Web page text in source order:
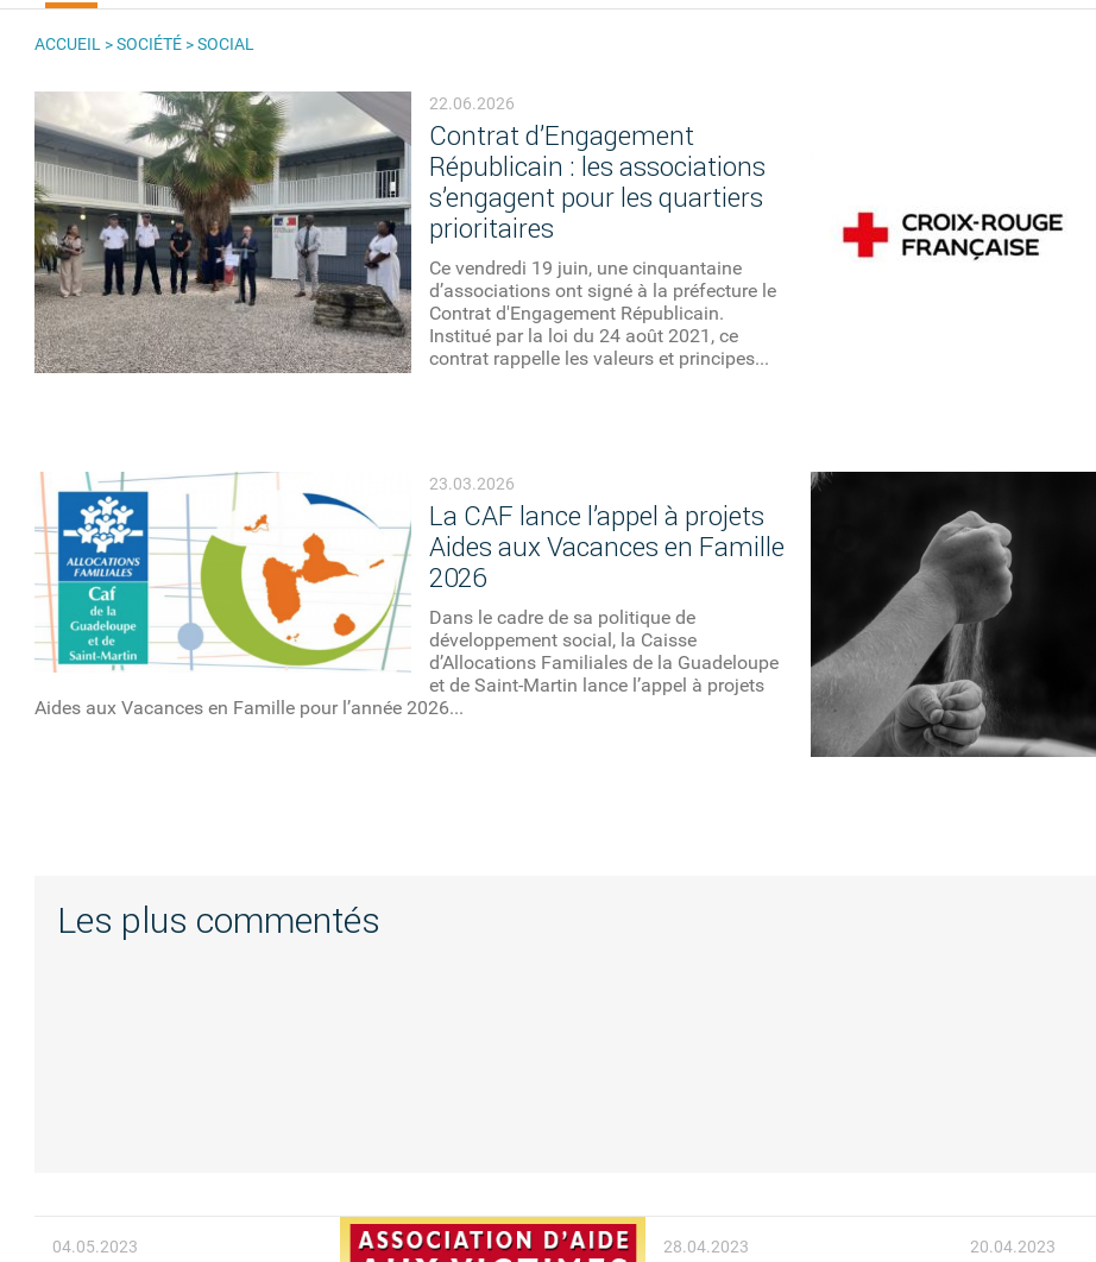
ACCUEIL >SOCIÉTÉ >SOCIAL
22.06.2026
Contrat d’Engagement
Républicain : les associations
s’engagent pour les quartiers
prioritaires
Ce vendredi 19 juin, une cinquantaine
d’associations ont signé à la préfecture le
Contrat d'Engagement Républicain.
Institué par la loi du 24 août 2021, ce
contrat rappelle les valeurs et principes...
23.03.2026
La CAF lance l’appel à projets
Aides aux Vacances en Famille
2026
Dans le cadre de sa politique de
développement social, la Caisse
d’Allocations Familiales de la Guadeloupe
et de Saint-Martin lance l’appel à projets
Aides aux Vacances en Famille pour l’année 2026...
Les plus commentés
04.05.2023 28.04.2023 20.04.2023